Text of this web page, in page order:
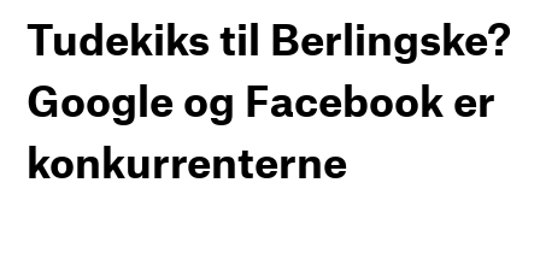
Tudekiks til Berlingske?
Google og Facebook er
konkurrenterne